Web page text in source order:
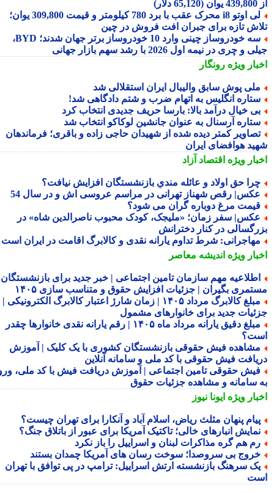
لی اوتو i8 محرک عقب با برد 780 کیلومتر و قیمت 309,800 یوان؛
تازه برای جبران افت فروش در چین
سه خودروساز چینی وارد 10 خودروساز برتر جهان شدند؛ BYD،
چری در نیمه اول 2026 با رشد سهم بازار جهانی
ویژهرونگار
پوش سابق والیبال ایران استقلالی شد
انگلیس به اتهام ضرب و شتم دادگاهی شد!
خیال درآمد بالا: بارسا حریف جدیدی انتخاب کرد
آرسنال به عنوان جانشین لوکاکو انتخاب شد
کمتر دیده شده از شهیدان حاجی زاده و باقری؛ فرماندهان
هوافضای ایران
ویژهاقتصاد آزاد
حق اولاد و عائله مندیِ بازنشستگان افزایش نیافت؟
رقص شهناز تهرانی در مراسم عروسی اش و در سال 54
مرغ دوباره گران می شود؟
سفر زمان؛ «ملیجک، کودک محبوب ناصرالدین شاه» در
در کنار دخترانش
شرط تداوم یارانه نقدی و کالابرگ اقامت در ایران است
ویژهاندیشه معاصر
مهم سازمان تامین اجتماعی | خبر جدید برای بازنشستگان و
بگیران | جزئیات افزایش حقوق و متناسب سازی ۱۴۰۵
مبلغ کالابرگ مرداد ۱۴۰۵ | زمان شارژ اعتبار کالابرگ الکترونیکی |
جدید برای خانوارهای مشمول
مبلغ دقیق یارانه مرداد ماه ۱۴۰۵ | رقم یارانه نقدی خانوارها چقدر
فیش حقوقی بازنشستگان کشوری با یک کلیک | آموزش
فیش حقوقی با کد ملی و سامانه آنلاین
حقوقی تامین اجتماعی | آموزش دریافت فیش با کد ملی، ورود
سامانه و مشاهده جزئیات حقوق
ویژهایونا نیوز
پنهان مثلث ریاض، اسلام آباد و آنکارا برای تهران چیست؟
انبارهای خالی؛ تاکتیک آمریکا برای عبور از باتلاق جنگ؟
هم گره مذاکرات لبنان و اسراییل را باز نکرد
بی سروصدا؛ سوخت رسان های آمریکا چمدان بستند
سرهنگ بازنشسته ارتش اسراییل: ترامپ در پی توافق با تهران